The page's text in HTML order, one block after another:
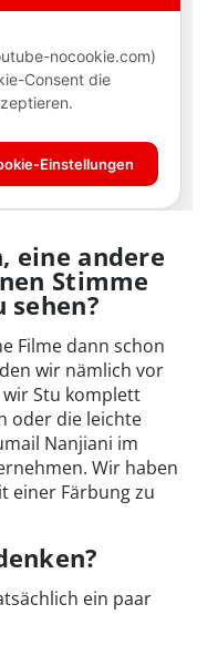
eine andere
Stimme
sehen?
Filme dann schon
wir nämlich vor
Stu komplett
oder die leichte
Nanjiani im
Wir haben
einer Färbung zu
ein paar